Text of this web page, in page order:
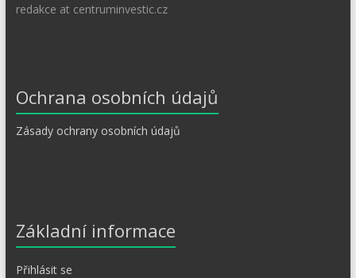
redakce at centruminvestic.cz
Ochrana osobních údajů
Zásady ochrany osobních údajů
Základní informace
Přihlásit se